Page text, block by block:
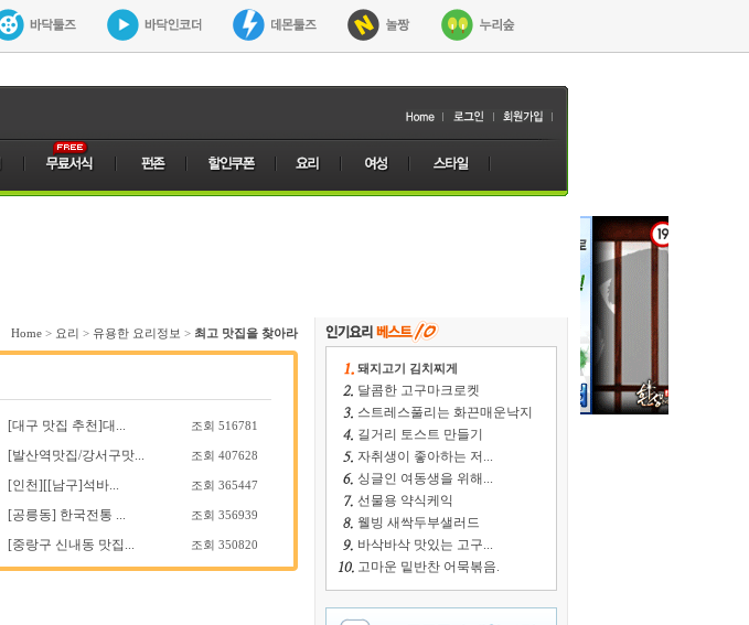
Home > 요리 > 유용한 요리정보 > 최고 맛집을 찾아라
[대구 맛집 추천]대... 조회 516781
[발산역맛집/강서구맛... 조회 407628
[인천][[남구]석바... 조회 365447
[공릉동] 한국전통 ... 조회 356939
[중랑구 신내동 맛집... 조회 350820
돼지고기 김치찌게
달콤한 고구마크로켓
스트레스풀리는 화끈매운낙지
길거리 토스트 만들기
자취생이 좋아하는 저...
싱글인 여동생을 위해...
선물용 약식케익
웰빙 새싹두부샐러드
바삭바삭 맛있는 고구...
고마운 밑반찬 어묵볶음.